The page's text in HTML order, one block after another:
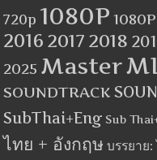
720p 1080P
2016 2017 2018
2025 Master
SOUNDTRACK
SubThai+Eng Sub
ไทย + อังกฤษ บรรยาย